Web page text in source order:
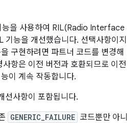
을 사용하여 RIL(Radio Interface
기능을 개선했습니다. 선택사항이지
구현하려면 파트너 코드를 변경해
항은 이전 버전과 호환되므로 이전
이 계속 작동합니다.
선사항이 포함됩니다.
GENERIC_FAILURE 코드뿐만 아니